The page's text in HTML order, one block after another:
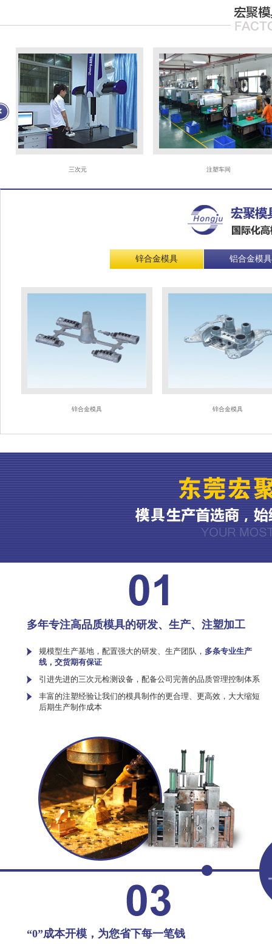
注塑车间
锌合金模具 铝合金模具
锌合金模具 锌合金模具
多年专注高品质模具的研发、生产、注塑加工
规模型生产基地，配置强大的研发、生产团队， 多条专业生产
线，交货期有保证
引进先进的三次元检测设备，配备公司完善的品质管理控制体系
丰富的注塑经验让我们的模具制作的更合理、更高效，大大缩短
后期生产制作成本
“0”成本开模，为您省下每一笔钱